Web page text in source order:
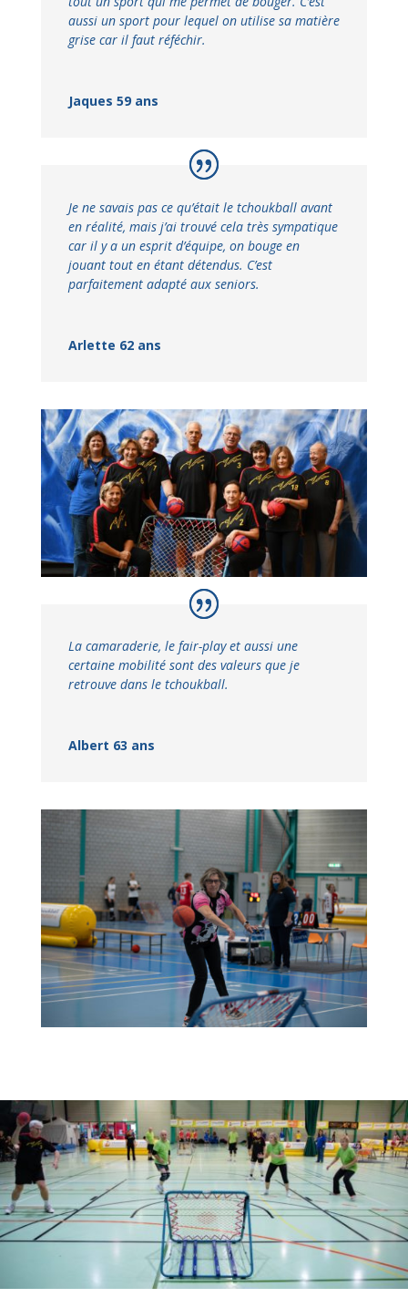
aussi un sport pour lequel on utilise sa matière
grise car il faut réféchir.
Jaques 59 ans
Je ne savais pas ce qu’était le tchoukball avant
en réalité, mais j’ai trouvé cela très sympatique
car il y a un esprit d’équipe, on bouge en
jouant tout en étant détendus. C’est
parfaitement adapté aux seniors.
Arlette 62 ans
La camaraderie, le fair-play et aussi une
certaine mobilité sont des valeurs que je
retrouve dans le tchoukball.
Albert 63 ans